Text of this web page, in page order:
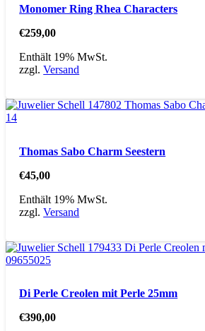
Monomer Ring Rhea Characters
€259,00
Enthält 19% MwSt.
zzgl.Versand
Thomas Sabo Charm Seestern
€45,00
Enthält 19% MwSt.
zzgl.Versand
Di Perle Creolen mit Perle 25mm
€390,00